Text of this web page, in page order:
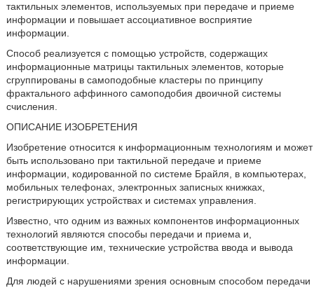
тактильных элементов, используемых при передаче и приеме
информации и повышает ассоциативное восприятие
информации.
Способ реализуется с помощью устройств, содержащих
информационные матрицы тактильных элементов, которые
сгруппированы в самоподобные кластеры по принципу
фрактального аффинного самоподобия двоичной системы
счисления.
ОПИСАНИЕ ИЗОБРЕТЕНИЯ
Изобретение относится к информационным технологиям и может
быть использовано при тактильной передаче и приеме
информации, кодированной по системе Брайля, в компьютерах,
мобильных телефонах, электронных записных книжках,
регистрирующих устройствах и системах управления.
Известно, что одним из важных компонентов информационных
технологий являются способы передачи и приема и,
соответствующие им, технические устройства ввода и вывода
информации.
Для людей с нарушениями зрения основным способом передачи